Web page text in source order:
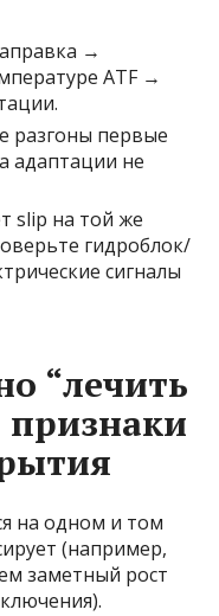
→
ATF →
разгоны первые
адаптации не
slip на той же
гидроблок/
сигналы
“лечить
признаки
на одном и том
(например,
заметный рост